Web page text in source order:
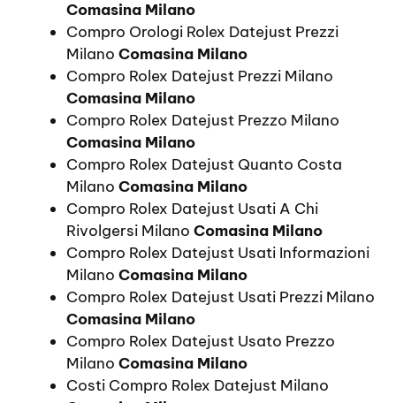
Comasina Milano
Compro Orologi Rolex Datejust Prezzi
Milano Comasina Milano
Compro Rolex Datejust Prezzi Milano
Comasina Milano
Compro Rolex Datejust Prezzo Milano
Comasina Milano
Compro Rolex Datejust Quanto Costa
Milano Comasina Milano
Compro Rolex Datejust Usati A Chi
Rivolgersi Milano Comasina Milano
Compro Rolex Datejust Usati Informazioni
Milano Comasina Milano
Compro Rolex Datejust Usati Prezzi Milano
Comasina Milano
Compro Rolex Datejust Usato Prezzo
Milano Comasina Milano
Costi Compro Rolex Datejust Milano